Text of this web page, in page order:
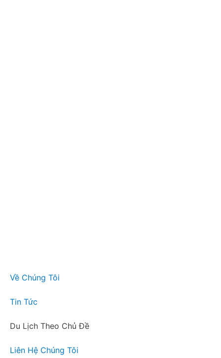
Về Chúng Tôi
Tin Tức
Du Lịch Theo Chủ Đề
Liên Hệ Chúng Tôi